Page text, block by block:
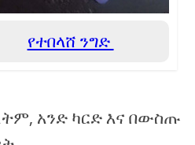
የተበላሸ ንግድ
አንድ ካርድ እና በውስጡ